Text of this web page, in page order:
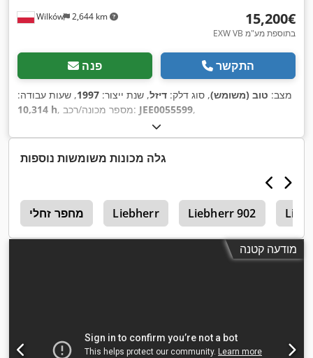
Wilków 2,644 km ‏15,200 ‏€
EXW VB בתוספת מע"מ
פנה התקשר
מצב: טוב (משומש), סוג דלק: דיזל, שנת ייצור: 1997, שעות עבודה:
10,314 h
, מספר מכונה/רכב: JEE0055599,
גלה מכונות משומשות נוספות
מחפר זחלי Liebherr Liebherr 902
מודעה קטנה